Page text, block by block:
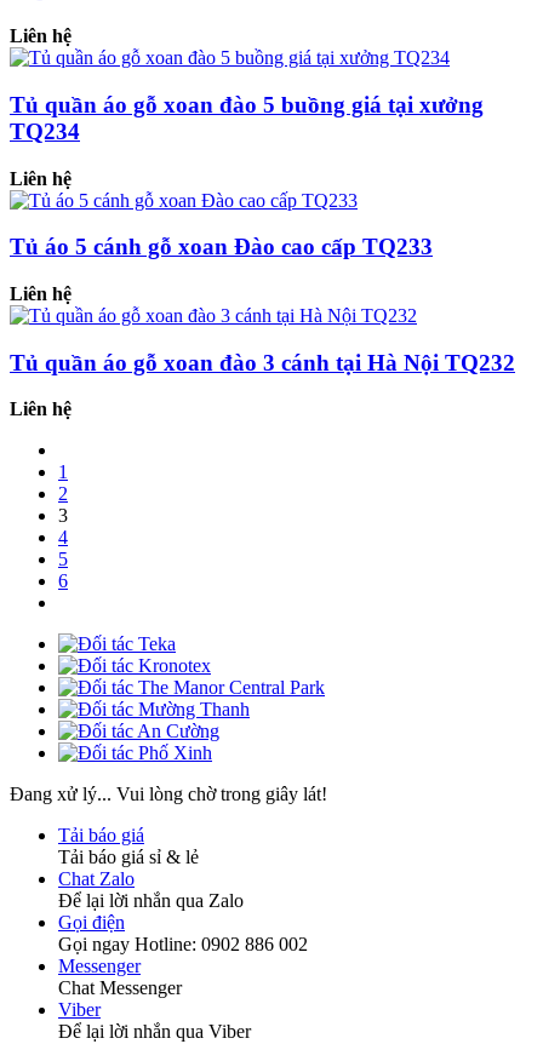
Liên hệ
Tủ quần áo gỗ xoan đào 5 buồng giá tại xưởng
TQ234
Liên hệ
Tủ áo 5 cánh gỗ xoan Đào cao cấp TQ233
Liên hệ
Tủ quần áo gỗ xoan đào 3 cánh tại Hà Nội TQ232
Liên hệ
1
2
3
4
5
6
Đang xử lý... Vui lòng chờ trong giây lát!
Tải báo giá
Tải báo giá sỉ & lẻ
Chat Zalo
Để lại lời nhắn qua Zalo
Gọi điện
Gọi ngay Hotline: 0902 886 002
Messenger
Chat Messenger
Viber
Để lại lời nhắn qua Viber